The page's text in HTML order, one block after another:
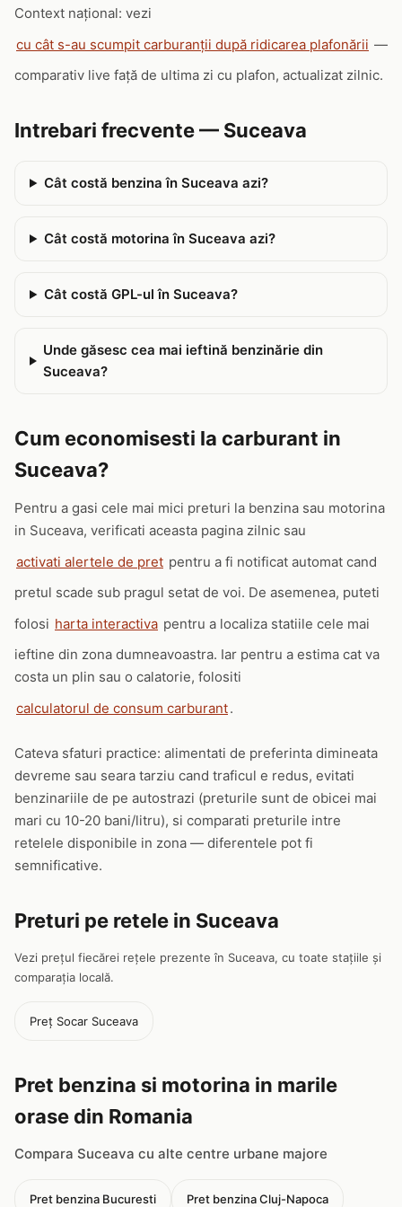
Context național: vezi
cu cât s-au scumpit carburanții după ridicarea plafonării —
comparativ live față de ultima zi cu plafon, actualizat zilnic.
Intrebari frecvente — Suceava
Cât costă benzina în Suceava azi?
Cât costă motorina în Suceava azi?
Cât costă GPL-ul în Suceava?
Unde găsesc cea mai ieftină benzinărie din
Suceava?
Cum economisesti la carburant in
Suceava?
Pentru a gasi cele mai mici preturi la benzina sau motorina
in Suceava, verificati aceasta pagina zilnic sau
activati alertele de pret pentru a fi notificat automat cand
pretul scade sub pragul setat de voi. De asemenea, puteti
folosi harta interactiva pentru a localiza statiile cele mai
ieftine din zona dumneavoastra. Iar pentru a estima cat va
costa un plin sau o calatorie, folositi
calculatorul de consum carburant.
Cateva sfaturi practice: alimentati de preferinta dimineata
devreme sau seara tarziu cand traficul e redus, evitati
benzinariile de pe autostrazi (preturile sunt de obicei mai
mari cu 10-20 bani/litru), si comparati preturile intre
retelele disponibile in zona — diferentele pot fi
semnificative.
Preturi pe retele in Suceava
Vezi prețul fiecărei rețele prezente în Suceava, cu toate stațiile și
comparația locală.
Preț Socar Suceava
Pret benzina si motorina in marile
orase din Romania
Compara Suceava cu alte centre urbane majore
Pret benzina Bucuresti Pret benzina Cluj-Napoca